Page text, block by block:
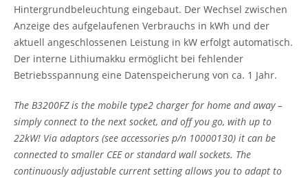
Hintergrundbeleuchtung eingebaut. Der Wechsel zwischen
Anzeige des aufgelaufenen Verbrauchs in kWh und der
aktuell angeschlossenen Leistung in kW erfolgt automatisch.
Der interne Lithiumakku ermöglicht bei fehlender
Betriebsspannung eine Datenspeicherung von ca. 1 Jahr.
The B3200FZ is the mobile type2 charger for home and away –
simply connect to the next socket, and off you go, with up to
22kW! Via adaptors (see accessories p/n 10000130) it can be
connected to smaller CEE or standard wall sockets. The
continuously adjustable current setting allows you to adapt to